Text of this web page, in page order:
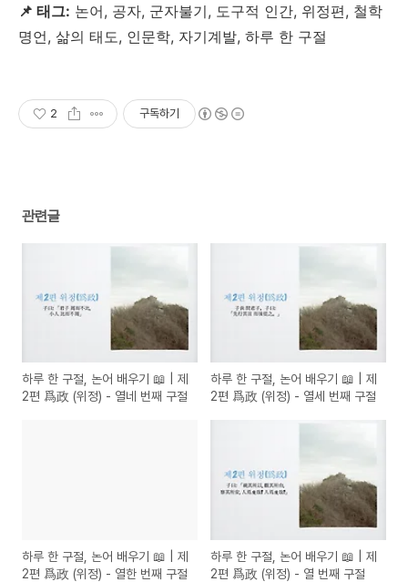
📌 태그: 논어, 공자, 군자불기, 도구적 인간, 위정편, 철학
명언, 삶의 태도, 인문학, 자기계발, 하루 한 구절
2 구독하기
관련글
하루 한 구절, 논어 배우기 📖 | 제
2편 爲政 (위정) - 열네 번째 구절
하루 한 구절, 논어 배우기 📖 | 제
2편 爲政 (위정) - 열세 번째 구절
하루 한 구절, 논어 배우기 📖 | 제
2편 爲政 (위정) - 열한 번째 구절
하루 한 구절, 논어 배우기 📖 | 제
2편 爲政 (위정) - 열 번째 구절